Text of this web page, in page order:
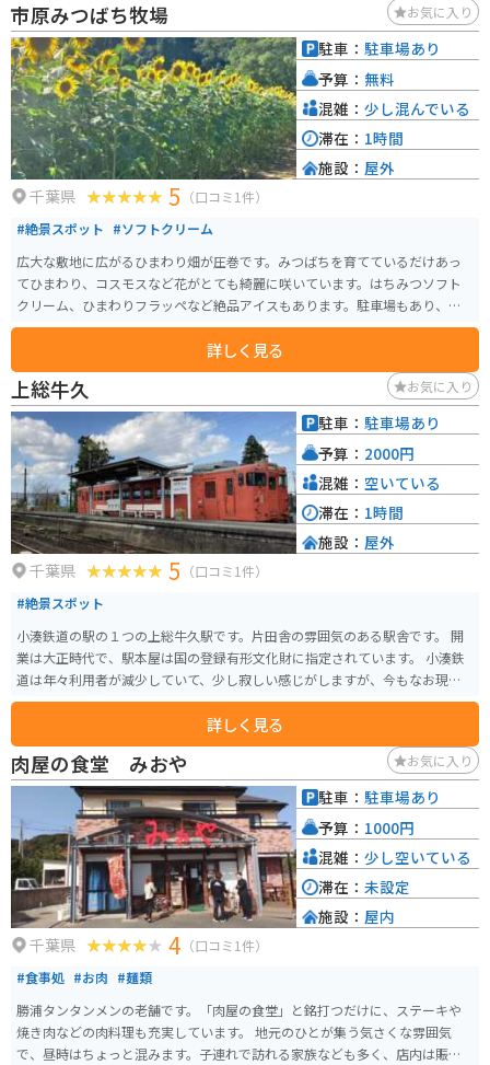
市原みつばち牧場 お気に入り
千葉県 5 （口コミ1件）
#絶景スポット #ソフトクリーム
広大な敷地に広がるひまわり畑が圧巻です。みつばちを育てているだけあっ
てひまわり、コスモスなど花がとても綺麗に咲いています。はちみつソフト
クリーム、ひまわりフラッペなど絶品アイスもあります。駐車場もあり、ス
タッフの方々も明るくてオススメです。
詳しく見る
駐車： 駐車場あり
予算： 無料
混雑： 少し混んでいる
滞在： 1時間
施設： 屋外
上総牛久 お気に入り
千葉県 5 （口コミ1件）
#絶景スポット
小湊鉄道の駅の１つの上総牛久駅です。片田舎の雰囲気のある駅舎です。 開
業は大正時代で、駅本屋は国の登録有形文化財に指定されています。 小湊鉄
道は年々利用者が減少していて、少し寂しい感じがしますが、今もなお現役
路線です。
詳しく見る
駐車： 駐車場あり
予算： 2000円
混雑： 空いている
滞在： 1時間
施設： 屋外
肉屋の食堂 みおや お気に入り
千葉県 4 （口コミ1件）
#食事処 #お肉 #麺類
勝浦タンタンメンの老舗です。「肉屋の食堂」と銘打つだけに、ステーキや
焼き肉などの肉料理も充実しています。 地元のひとが集う気さくな雰囲気
で、昼時はちょっと混みます。子連れで訪れる家族なども多く、店内は賑や
駐車： 駐車場あり
予算： 1000円
混雑： 少し空いている
滞在： 未設定
施設： 屋内